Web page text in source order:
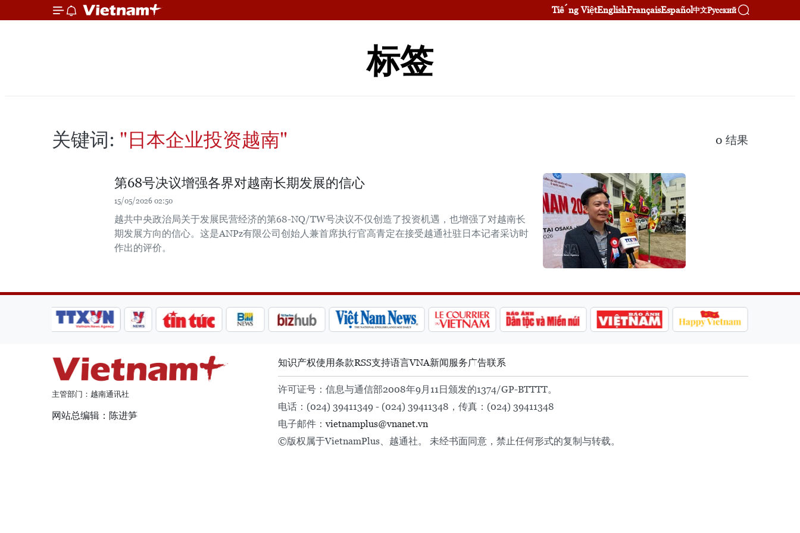
Tiếng ViệtEnglishFrançaisEspañol中文Русский
标签
关键词: "日本企业投资越南" 0 结果
第68号决议增强各界对越南长期发展的信心
15/05/2026 02:50
越共中央政治局关于发展民营经济的第68-NQ/TW号决议不仅创造了投资机遇，也增强了对越南长
期发展方向的信心。这是ANPz有限公司创始人兼首席执行官高青定在接受越通社驻日本记者采访时
作出的评价。
主管部门：越南通讯社
网站总编辑：陈进笋
知识产权使用条款RSS支持语言VNA新闻服务广告联系
许可证号：信息与通信部2008年9月11日颁发的1374/GP-BTTTT。
电话：(024) 39411349 - (024) 39411348，传真：(024) 39411348
电子邮件：vietnamplus@vnanet.vn
©版权属于VietnamPlus、越通社。 未经书面同意，禁止任何形式的复制与转载。